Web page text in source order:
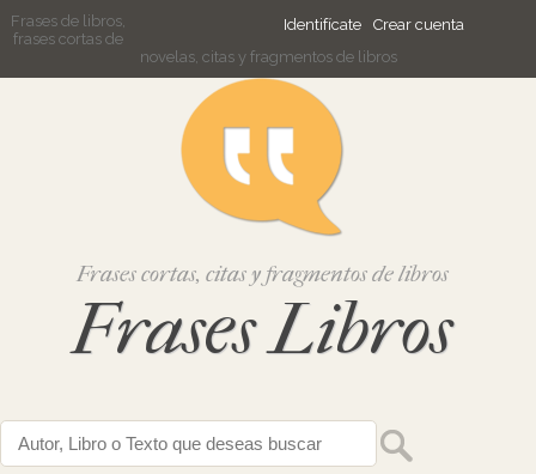
Identifícate Crear cuenta
Frases de libros,
frases cortas de
novelas, citas y fragmentos de libros
Frases cortas, citas y fragmentos de libros
Frases Libros